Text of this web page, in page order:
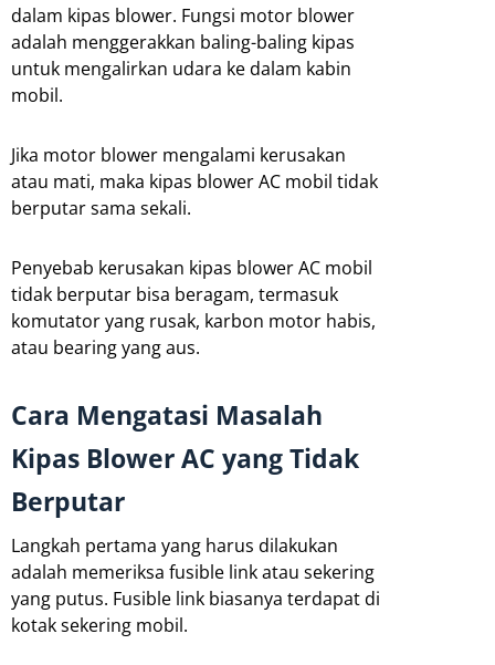
dalam kipas blower. Fungsi motor blower
adalah menggerakkan baling-baling kipas
untuk mengalirkan udara ke dalam kabin
mobil.
Jika motor blower mengalami kerusakan
atau mati, maka kipas blower AC mobil tidak
berputar sama sekali.
Penyebab kerusakan kipas blower AC mobil
tidak berputar bisa beragam, termasuk
komutator yang rusak, karbon motor habis,
atau bearing yang aus.
Cara Mengatasi Masalah
Kipas Blower AC yang Tidak
Berputar
Langkah pertama yang harus dilakukan
adalah memeriksa fusible link atau sekering
yang putus. Fusible link biasanya terdapat di
kotak sekering mobil.